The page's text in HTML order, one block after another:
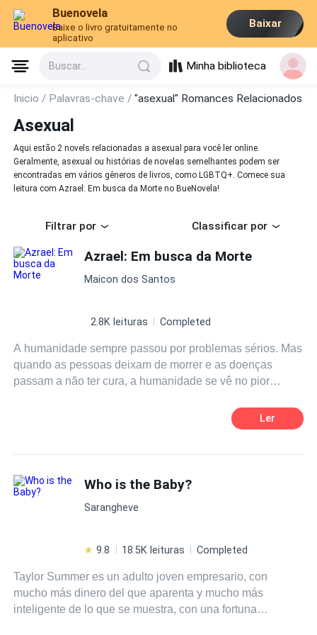
Buenovela
Baixe o livro gratuitamente no
aplicativo
Baixar
Buscar... Minha biblioteca
Inicio / Palavras-chave /"asexual" Romances Relacionados
Asexual
Aqui estão 2 novels relacionadas a asexual para você ler online.
Geralmente, asexual ou histórias de novelas semelhantes podem ser
encontradas em vários gêneros de livros, como LGBTQ+. Comece sua
leitura com Azrael: Em busca da Morte no BueNovela!
Filtrar por Classificar por
Azrael: Em busca da Morte
Maicon dos Santos
2.8K leituras Completed
A humanidade sempre passou por problemas sérios. Mas
quando as pessoas deixam de morrer e as doenças
passam a não ter cura, a humanidade se vê no pior
abandonados nas cidades, outros são deslocados para o
interior. Mesmo que toda a humanidade sofra de porfiria,
Uriel, dois arcanjos, são os únicos que podem ajudar. A
missão deles é encontrar a doppelganger de Azrael, o
arcanjo da morte que desapareceu, para assim ela possa
Ler
Who is the Baby?
Sarangheve
9.8 18.5K leituras Completed
Taylor Summer es un adulto joven empresario, con
mucho más dinero del que aparenta y mucho más
inteligente de lo que se muestra, con una fortuna